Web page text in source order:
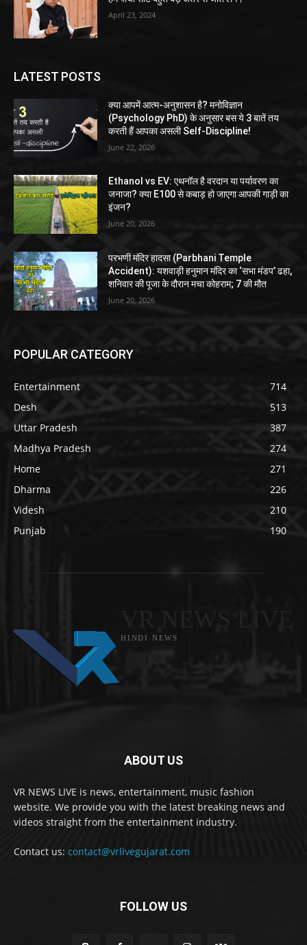
April 23, 2024
LATEST POSTS
क्या आपमें आत्म-अनुशासन है? मनोविज्ञान
(Psychology PhD) के अनुसार बस ये 3 बातें तय
करती हैं आपका असली Self-Discipline!
June 22, 2026
Ethanol vs EV: एथनॉल है वरदान या पर्यावरण का
जनाजा? क्या E100 से कबाड़ हो जाएगा आपकी गाड़ी का
इंजन?
June 20, 2026
परभणी मंदिर हादसा (Parbhani Temple
Accident): यशवाड़ी हनुमान मंदिर का ‘सभा मंडप’ ढहा,
शनिवार की पूजा के दौरान मचा कोहराम; 7 की मौत
June 20, 2026
POPULAR CATEGORY
Entertainment
714
Desh
513
Uttar Pradesh
387
Madhya Pradesh
274
Home
271
Dharma
226
Videsh
210
Punjab
190
HINDI NEWS
ABOUT US
VR NEWS LIVE is news, entertainment, music fashion
website. We provide you with the latest breaking news and
videos straight from the entertainment industry.
Contact us: contact@vrlivegujarat.com
FOLLOW US